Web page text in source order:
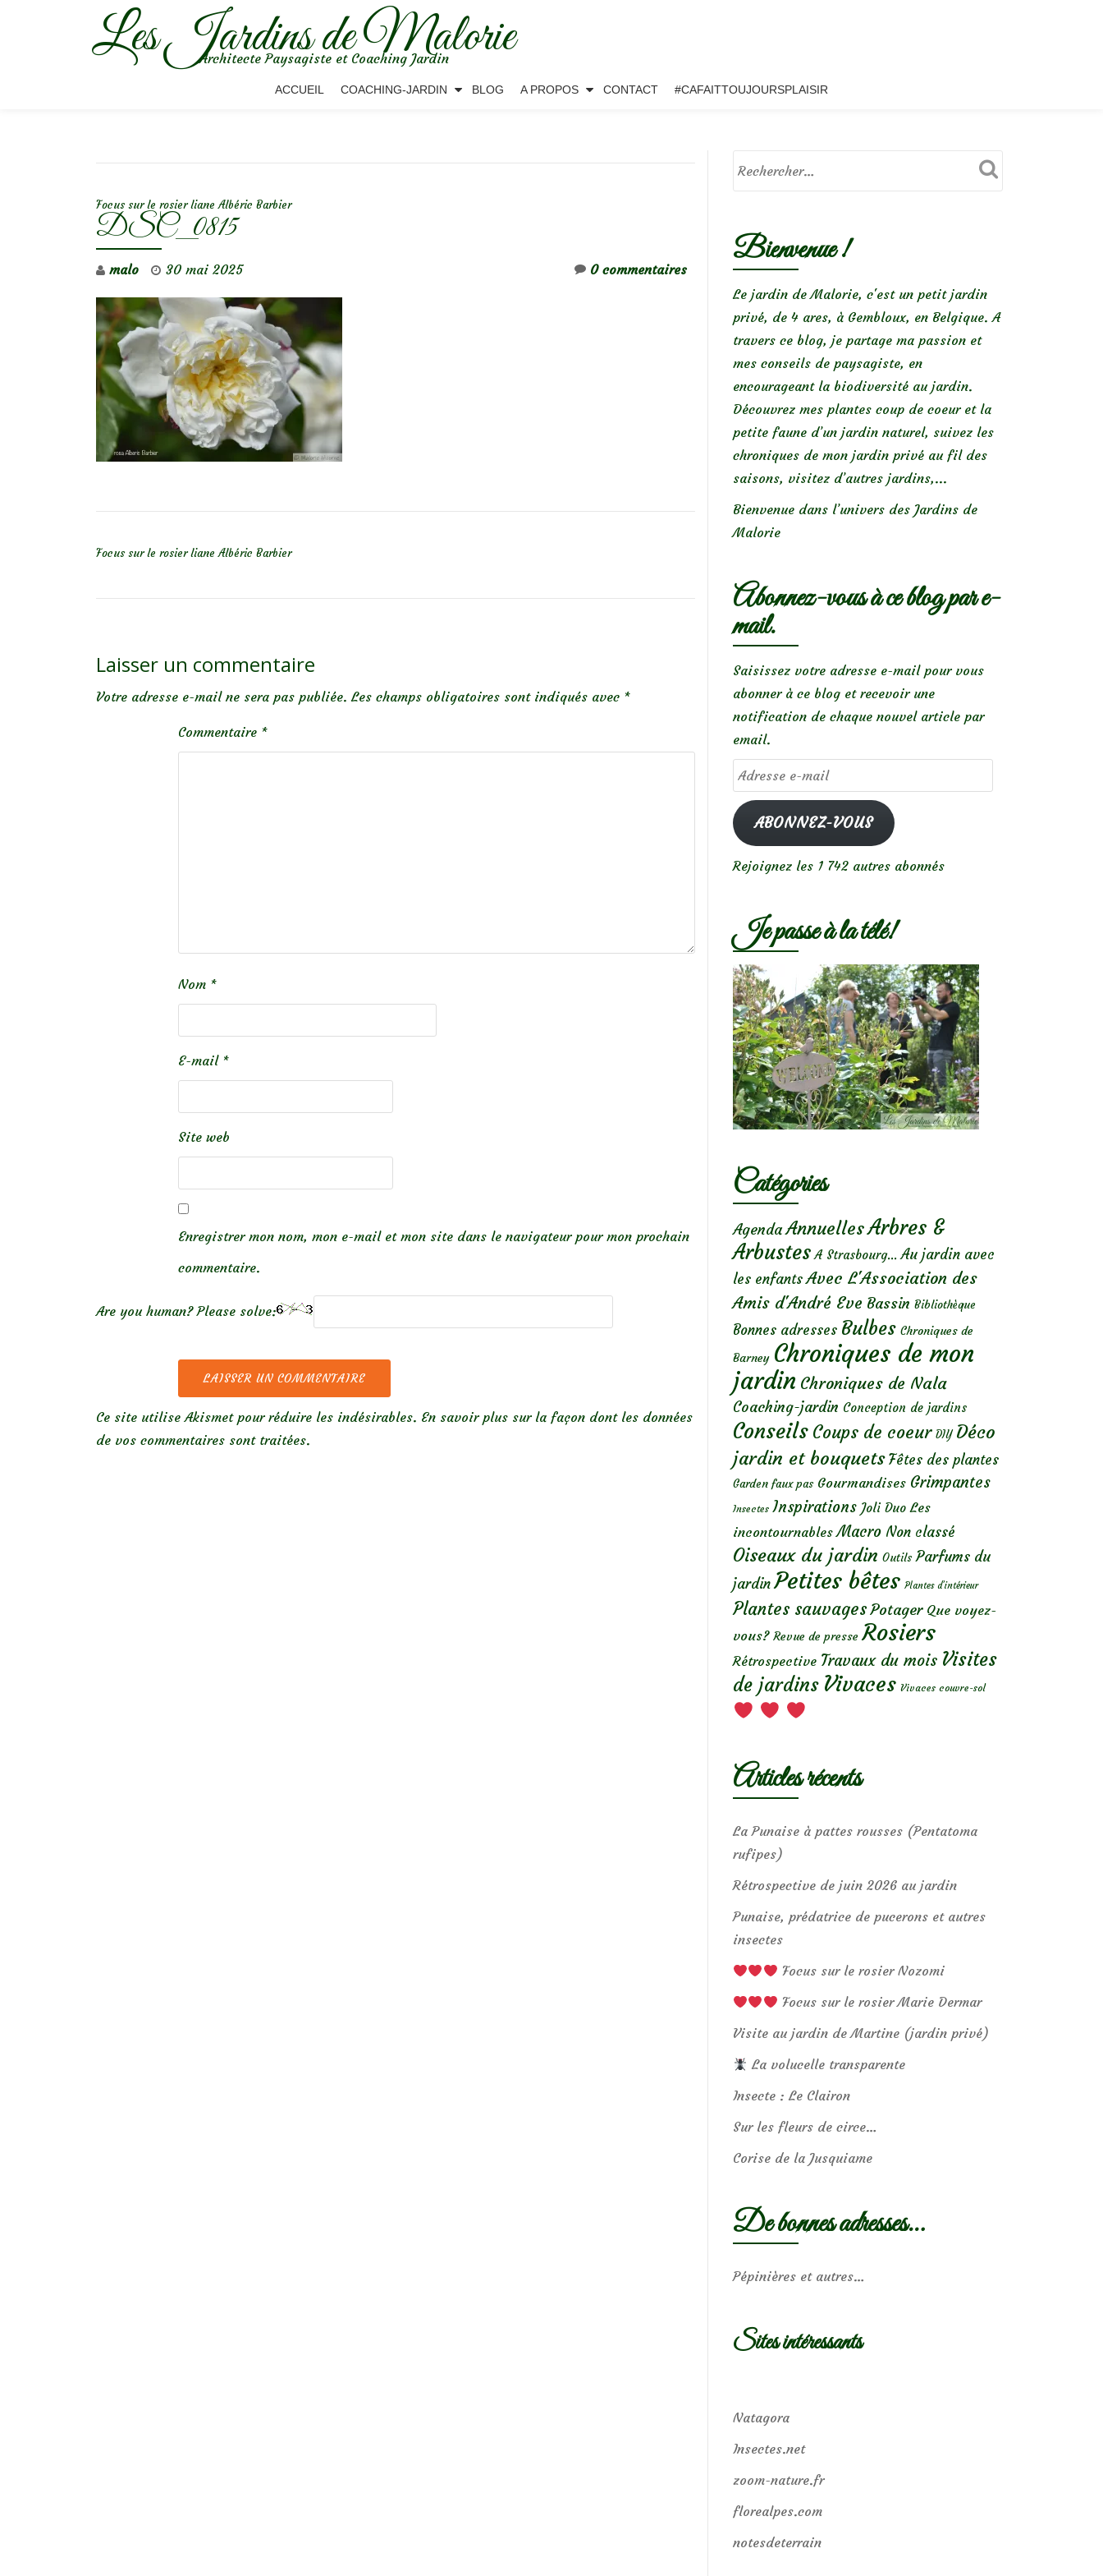
Les Jardins de Malorie
Architecte Paysagiste et Coaching Jardin
ACCUEIL COACHING-JARDIN BLOG A PROPOS CONTACT #CAFAITTOUJOURSPLAISIR
Focus sur le rosier liane Albéric Barbier
DSC_0815
malo 30 mai 2025 0 commentaires
Focus sur le rosier liane Albéric Barbier
Laisser un commentaire
Votre adresse e-mail ne sera pas publiée. Les champs obligatoires sont indiqués avec *
Commentaire *
Nom *
E-mail *
Site web
Enregistrer mon nom, mon e-mail et mon site dans le navigateur pour mon prochain
commentaire.
Are you human? Please solve:
Ce site utilise Akismet pour réduire les indésirables. En savoir plus sur la façon dont les données
de vos commentaires sont traitées.
Bienvenue !
Le jardin de Malorie, c'est un petit jardin
privé, de 4 ares, à Gembloux, en Belgique. A
travers ce blog, je partage ma passion et
mes conseils de paysagiste, en
encourageant la biodiversité au jardin.
Découvrez mes plantes coup de coeur et la
petite faune d’un jardin naturel, suivez les
chroniques de mon jardin privé au fil des
saisons, visitez d’autres jardins,...
Bienvenue dans l’univers des Jardins de
Malorie
Abonnez-vous à ce blog par e-
mail.
Saisissez votre adresse e-mail pour vous
abonner à ce blog et recevoir une
notification de chaque nouvel article par
email.
Adresse
e-
mailABONNEZ-VOUS
Rejoignez les 1 742 autres abonnés
Je passe à la télé!
Catégories
Agenda AnnuellesArbres &
Arbustes A Strasbourg... Au jardin avec
les enfants Avec L'Association des
Amis d'André Eve Bassin Bibliothèque
Bonnes adresses Bulbes Chroniques de
Barney Chroniques de mon
jardin Chroniques de Nala
Coaching-jardin Conception de jardins
Conseils Coups de coeur DIY Déco
jardin et bouquets Fêtes des plantes
Garden faux pas Gourmandises Grimpantes
Insectes Inspirations Joli Duo Les
incontournables Macro Non classé
Oiseaux du jardin Outils Parfums du
jardin Petites bêtes Plantes d’intérieur
Plantes sauvages Potager Que voyez-
vous? Revue de presse Rosiers
Rétrospective Travaux du mois Visites
de jardins Vivaces Vivaces couvre-sol
Articles récents
La Punaise à pattes rousses (Pentatoma
rufipes)
Rétrospective de juin 2026 au jardin
Punaise, prédatrice de pucerons et autres
insectes
Focus sur le rosier Nozomi
Focus sur le rosier Marie Dermar
Visite au jardin de Martine (jardin privé)
La volucelle transparente
Insecte : Le Clairon
Sur les fleurs de circe…
Corise de la Jusquiame
De bonnes adresses…
Pépinières et autres…
Sites intéressants
Natagora
Insectes.net
zoom-nature.fr
florealpes.com
notesdeterrain